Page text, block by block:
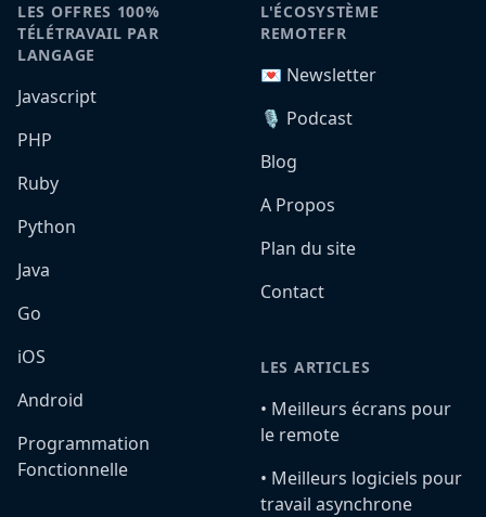
LES OFFRES 100%
TÉLÉTRAVAIL PAR
LANGAGE
Javascript
PHP
Ruby
Python
Java
Go
iOS
Android
Programmation
Fonctionnelle
L'ÉCOSYSTÈME
REMOTEFR
💌 Newsletter
🎙️ Podcast
Blog
A Propos
Plan du site
Contact
LES ARTICLES
•️ Meilleurs écrans pour
le remote
•️ Meilleurs logiciels pour
travail asynchrone